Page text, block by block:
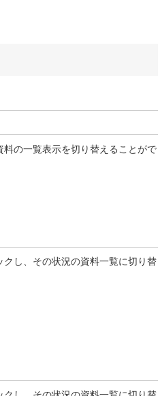
の一覧表示を切り替えることがで
し、その状況の資料一覧に切り替